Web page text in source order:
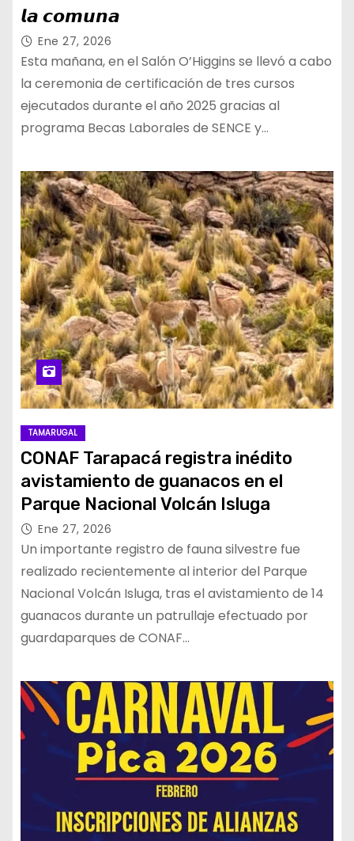
𝙡𝙖 𝙘𝙤𝙢𝙪𝙣𝙖
Ene 27, 2026
Esta mañana, en el Salón O’Higgins se llevó a cabo
la ceremonia de certificación de tres cursos
ejecutados durante el año 2025 gracias al
programa Becas Laborales de SENCE y…
TAMARUGAL
CONAF Tarapacá registra inédito
avistamiento de guanacos en el
Parque Nacional Volcán Isluga
Ene 27, 2026
Un importante registro de fauna silvestre fue
realizado recientemente al interior del Parque
Nacional Volcán Isluga, tras el avistamiento de 14
guanacos durante un patrullaje efectuado por
guardaparques de CONAF…